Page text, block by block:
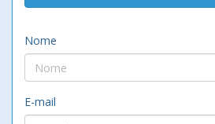
Nome
E-mail